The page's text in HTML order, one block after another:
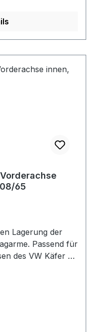
65
Lagerung der
Passend für
des VW Käfer ab
hat